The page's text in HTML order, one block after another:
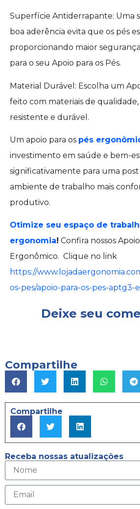
Superfície Antiderrapante: Uma
boa aderência evita que os pés
proporcionando maior
para o seu Apoio para os Pés.
Material Durável: Escolha um
feito com materiais de qualidade,
resistente e durável.
Um apoio para os pés
investimento em saúde e bem-
significativamente para uma
ambiente de trabalho mais
produtivo.
Otimize seu espaço de
ergonomia! Confira nossos
Ergonômico. Clique no link
https://
os-pes/apoio-para-os-pes-aptg3-
Deixe seu
Compartilhe
Compartilhe
Receba nossas atualizações